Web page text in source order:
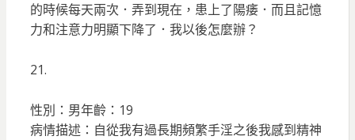
的時候每天兩次．弄到現在，患上了陽痿．而且記憶
力和注意力明顯下降了．我以後怎麼辦？
21.
性別：男年齡：19
病情描述：自從我有過長期頻繁手淫之後我感到精神